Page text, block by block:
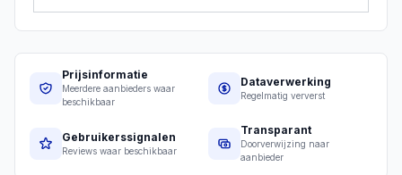
Prijsinformatie
Meerdere aanbieders waar
beschikbaar
Dataverwerking
Regelmatig ververst
Gebruikerssignalen
Reviews waar beschikbaar
Transparant
Doorverwijzing naar
aanbieder